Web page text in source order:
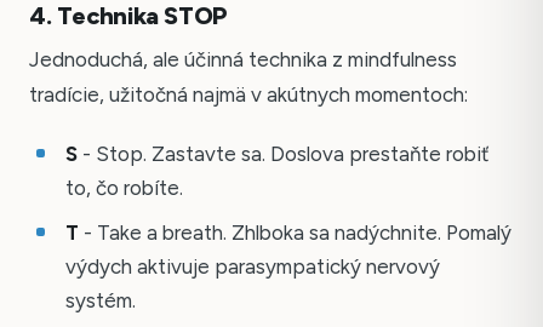
4. Technika STOP
Jednoduchá, ale účinná technika z mindfulness
tradície, užitočná najmä v akútnych momentoch:
S- Stop. Zastavte sa. Doslova prestaňte robiť
to, čo robíte.
T - Take a breath. Zhlboka sa nadýchnite. Pomalý
výdych aktivuje parasympatický nervový
systém.